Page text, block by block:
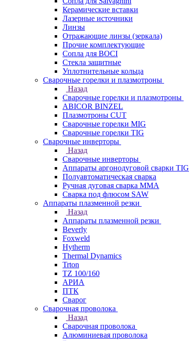
Керамические вставки
Лазерные источники
Линзы
Отражающие линзы (зеркала)
Прочие комплектующие
Сопла для BOCI
Стекла защитные
Уплотнительные кольца
Сварочные горелки и плазмотроны
Назад
Сварочные горелки и плазмотроны
ABICOR BINZEL
Плазмотроны CUT
Сварочные горелки MIG
Сварочные горелки TIG
Сварочные инверторы
Назад
Сварочные инверторы
Аппараты аргонодуговой сварки TIG
Полуавтоматическая сварка
Ручная дуговая сварка MMA
Сварка под флюсом SAW
Аппараты плазменной резки
Назад
Аппараты плазменной резки
Beverly
Foxweld
Hytherm
Thermal Dynamics
Trton
TZ 100/160
АРИА
ПТК
Сварог
Сварочная проволока
Назад
Сварочная проволока
Алюминиевая проволока